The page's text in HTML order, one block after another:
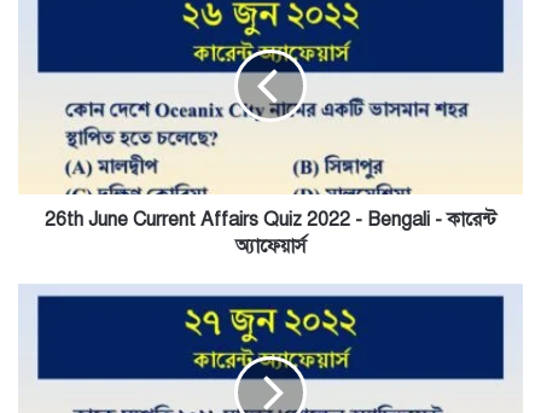
Bengali
-
কারেন্ট26th June Current Affairs Quiz 2022 - Bengali - কারেন্ট
অ্যাফেয়ার্স
27th